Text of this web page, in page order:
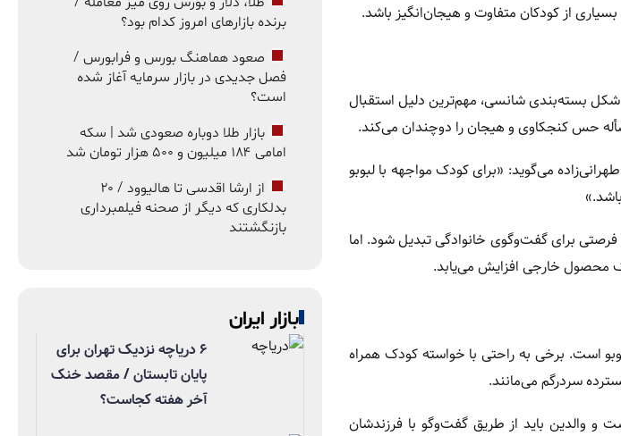
از کودکان متفاوت و هیجان‌انگیز باشد.
شکل بسته‌بندی شانسی، مهم‌ترین دلیل استقبال
حس کنجکاوی و هیجان را دوچندان می‌کند.
می‌گوید: «برای کودک مواجهه با لبوبو
فرصتی برای گفت‌وگوی خانوادگی تبدیل شود. اما
محصول خارجی افزایش می‌یابد.
است. برخی به راحتی با خواسته کودک همراه
سردرگم می‌مانند.
و والدین باید از طریق گفت‌وگو با فرزندشان
برنده بازارهای امروز کدام بود؟
صعود هماهنگ بورس و فرابورس /
فصل جدیدی در بازار سرمایه آغاز شده
است؟
بازار طلا دوباره صعودی شد | سکه
امامی ۱۸۴ میلیون و ۵۰۰ هزار تومان شد
از ارشا اقدسی تا هالیوود / ۲۰
بدلکاری که دیگر از صحنه فیلمبرداری
بازنگشتند
بازار ایران
۶ دریاچه نزدیک تهران برای
پایان تابستان / مقصد خنک
آخر هفته کجاست؟